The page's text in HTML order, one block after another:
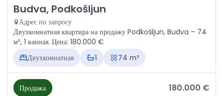
Продажа - Квартира Budva, Podkošljun
Budva, Podkošljun
Адрес по запросу
Двухкомнатная квартира на продажу Podkošljun, Budva – 74
м², 1 ванная. Цена: 180.000 €
Двухкомнатная
1 74 m²
Продажа 180.000 €